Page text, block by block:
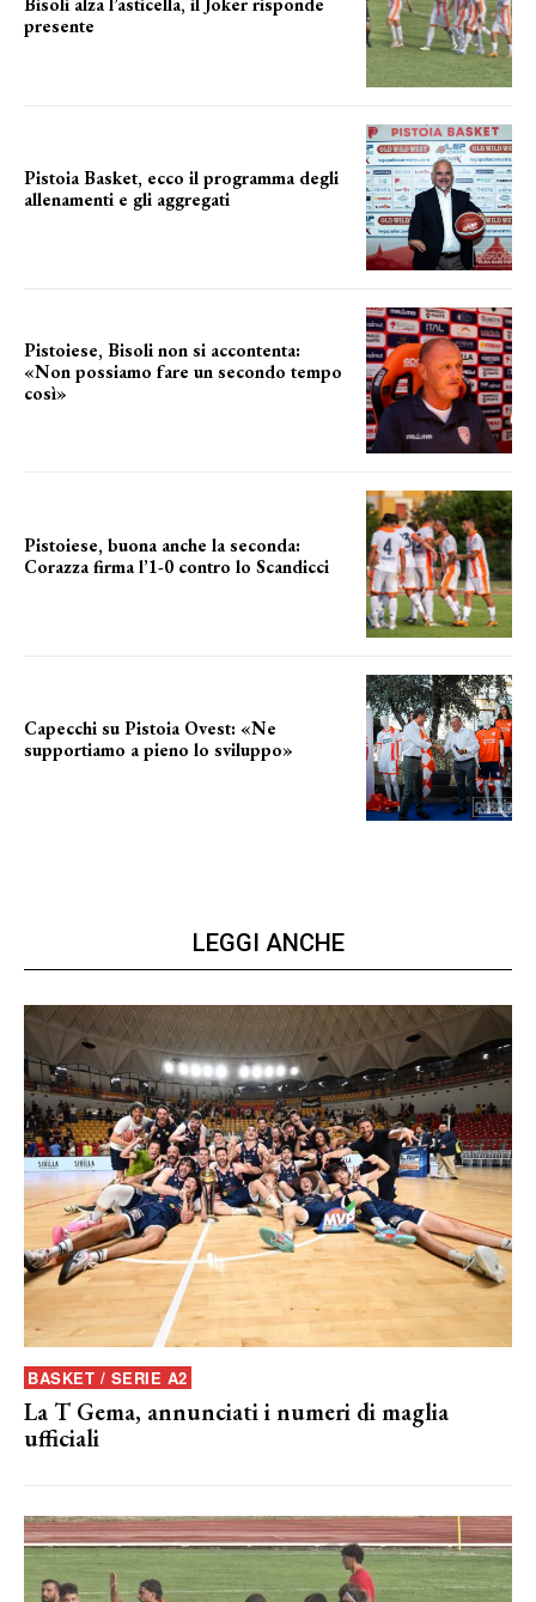
Bisoli alza l’asticella, il Joker risponde
presente
Pistoia Basket, ecco il programma degli
allenamenti e gli aggregati
Pistoiese, Bisoli non si accontenta:
«Non possiamo fare un secondo tempo
così»
Pistoiese, buona anche la seconda:
Corazza firma l’1-0 contro lo Scandicci
Capecchi su Pistoia Ovest: «Ne
supportiamo a pieno lo sviluppo»
LEGGI ANCHE
BASKET / SERIE A2
La T Gema, annunciati i numeri di maglia
ufficiali